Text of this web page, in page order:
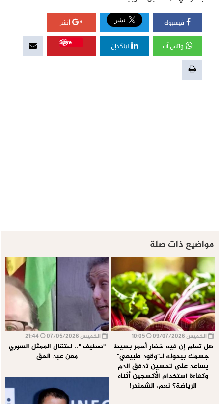
فيسبوك أنشر
واتس آب لينكدإن
Save
مواضيع ذات صلة
الخميس 09/07/2026
هل تعلم إن فيه خضار أحمر بسيط
جسمك بيحوله لـ"وقود طبيعي"
يساعد على تحسين تدفق الدم
وكفاءة استخدام الأكسجين أثناء
الرياضة؟ نعم، الشمندر!
الخميس 07/05/2026
"صطيف ".. اعتقال الممثل السوري
معن عبد الحق